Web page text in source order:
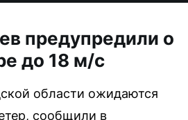
предупредили о
до 18 м/с
области ожидаются
сообщили в